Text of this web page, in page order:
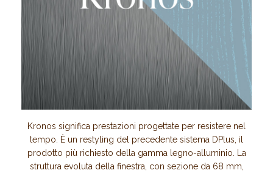
Kronos significa prestazioni progettate per resistere nel
tempo. È un restyling del precedente sistema DPlus, il
prodotto più richiesto della gamma legno-alluminio. La
struttura evoluta della finestra, con sezione da 68 mm,